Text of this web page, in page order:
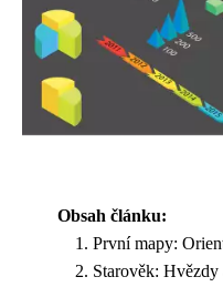
Obsah článku:
První mapy:
Starověk: Hvězdy